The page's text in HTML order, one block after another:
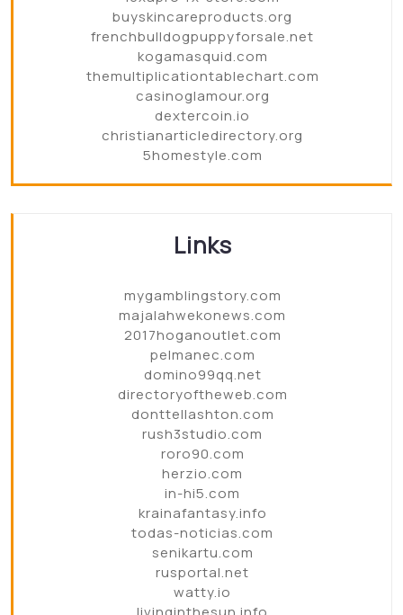
buyskincareproducts.org
frenchbulldogpuppyforsale.net
kogamasquid.com
themultiplicationtablechart.com
casinoglamour.org
dextercoin.io
christianarticledirectory.org
5homestyle.com
Links
mygamblingstory.com
majalahwekonews.com
2017hoganoutlet.com
pelmanec.com
domino99qq.net
directoryoftheweb.com
donttellashton.com
rush3studio.com
roro90.com
herzio.com
in-hi5.com
krainafantasy.info
todas-noticias.com
senikartu.com
rusportal.net
watty.io